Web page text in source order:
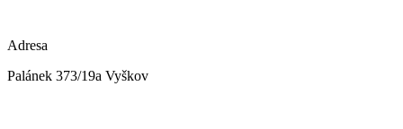
Adresa
Palánek 373/19a Vyškov